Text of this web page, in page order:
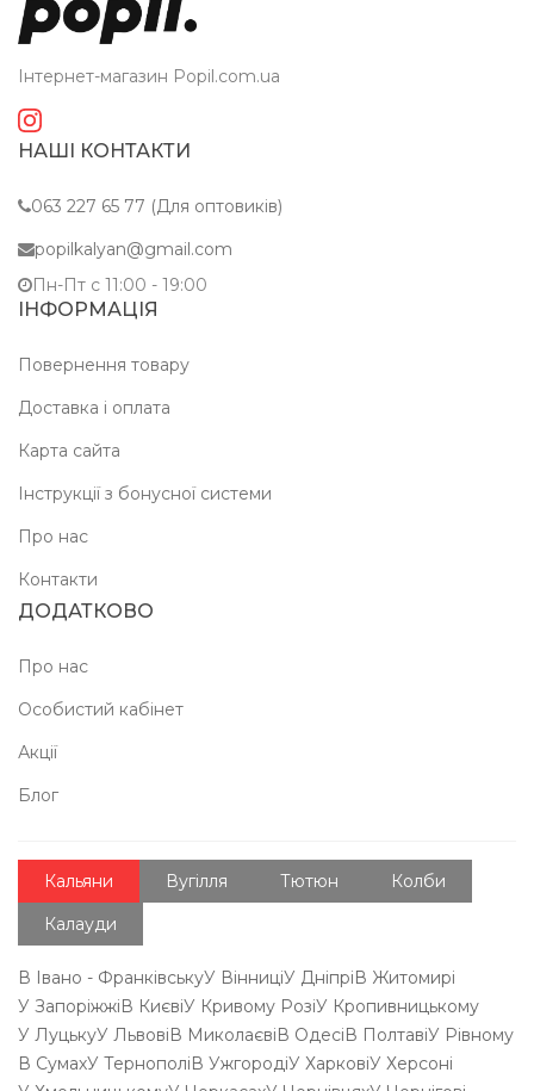
Інтернет-магазин Popil.com.ua
НАШІ КОНТАКТИ
063 227 65 77 (Для оптовиків)
popilkalyan@gmail.com
Пн-Пт c 11:00 - 19:00
ІНФОРМАЦІЯ
Повернення товару
Доставка і оплата
Карта сайта
Інструкції з бонусної системи
Про нас
Контакти
ДОДАТКОВО
Про нас
Особистий кабінет
Акції
Блог
Кальяни Вугілля Тютюн
Колби
Калауди
В Івано - ФранківськуУ ВінниціУ ДніпріВ Житомирі
У ЗапоріжжіВ КиєвіУ Кривому РозіУ Кропивницькому
У ЛуцькуУ ЛьвовіВ МиколаєвіВ ОдесіВ ПолтавіУ Рівному
В СумахУ ТернополіВ УжгородіУ ХарковіУ Херсоні